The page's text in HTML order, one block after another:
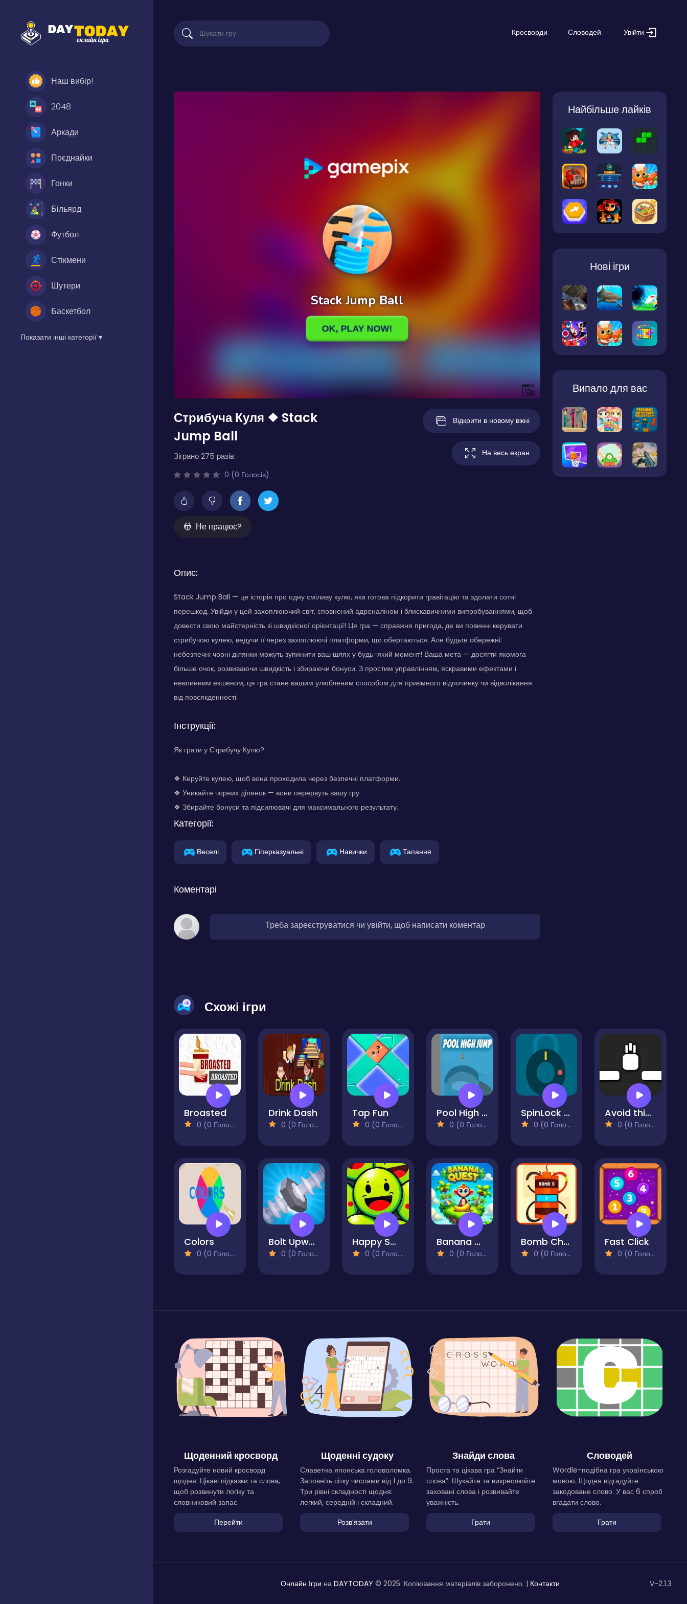
Наш вибір!
2048
Аркади
Поєднайки
Гонки
Більярд
Футбол
Стікмени
Шутери
Баскетбол
Показати інші категорії ▾
Кросворди Словодей Увійти
Стрибуча Куля ❖ Stack
Jump Ball
Зіграно 275 разів.
0 (0 Голосів)
Не працює?
Відкрити в новому вікні
На весь екран
Опис:
Stack Jump Ball — це історія про одну сміливу кулю, яка готова підкорити гравітацію та здолати сотні
перешкод. Увійди у цей захоплюючий світ, сповнений адреналіном і блискавичними випробуваннями, щоб
довести свою майстерність зі швидкісної орієнтації! Ця гра — справжня пригода, де ви повинні керувати
стрибучою кулею, ведучи її через захоплюючі платформи, що обертаються. Але будьте обережні:
небезпечні чорні ділянки можуть зупинити ваш шлях у будь-який момент! Ваша мета — досягти якомога
більше очок, розвиваючи швидкість і збираючи бонуси. З простим управлінням, яскравими ефектами і
невпинним екшеном, ця гра стане вашим улюбленим способом для приємного відпочинку чи відволікання
від повсякденності.
Інструкції:
Як грати у Стрибучу Кулю?
❖ Керуйте кулею, щоб вона проходила через безпечні платформи.
❖ Уникайте чорних ділянок — вони перервуть вашу гру.
❖ Збирайте бонуси та підсилювачі для максимального результату.
Категорії:
Веселі Гіперказуальні Навички Тапання
Коментарі
Треба зареєструватися чи увійти, щоб написати коментар
Найбільше лайків
Нові ігри
Випало для вас
Схожі ігри
Broasted
0 (0 Голосів)
Drink Dash
0 (0 Голосів)
Tap Fun
0 (0 Голосів)
Pool High Jump
0 (0 Голосів)
SpinLock Challenge
0 (0 Голосів)
Avoid this Wall
0 (0 Голосів)
Colors
0 (0 Голосів)
Bolt Upwards
0 (0 Голосів)
Happy Smileys
0 (0 Голосів)
Banana Quest
0 (0 Голосів)
Bomb Challenge
0 (0 Голосів)
Fast Click
0 (0 Голосів)
Щоденний кросворд
Розгадуйте новий кросворд
щодня. Цікаві підказки та слова,
щоб розвинути логіку та
словниковий запас.
Перейти
Щоденні судоку
Славетна японська головоломка.
Заповніть сітку числами від 1 до 9.
Три рівні складності щодня:
легкий, середній і складний.
Розвʼязати
Знайди слова
Проста та цікава гра “Знайти
слова”. Шукайте та викреслюйте
заховані слова і розвивайте
уважність.
Грати
Словодей
Wordle-подібна гра українською
мовою. Щодня відгадуйте
закодоване слово. У вас 6 спроб
вгадати слово.
Грати
Онлайн Ігри на DAYTODAY © 2025. Копіювання матеріалів заборонено. | Контакти V-2.1.3